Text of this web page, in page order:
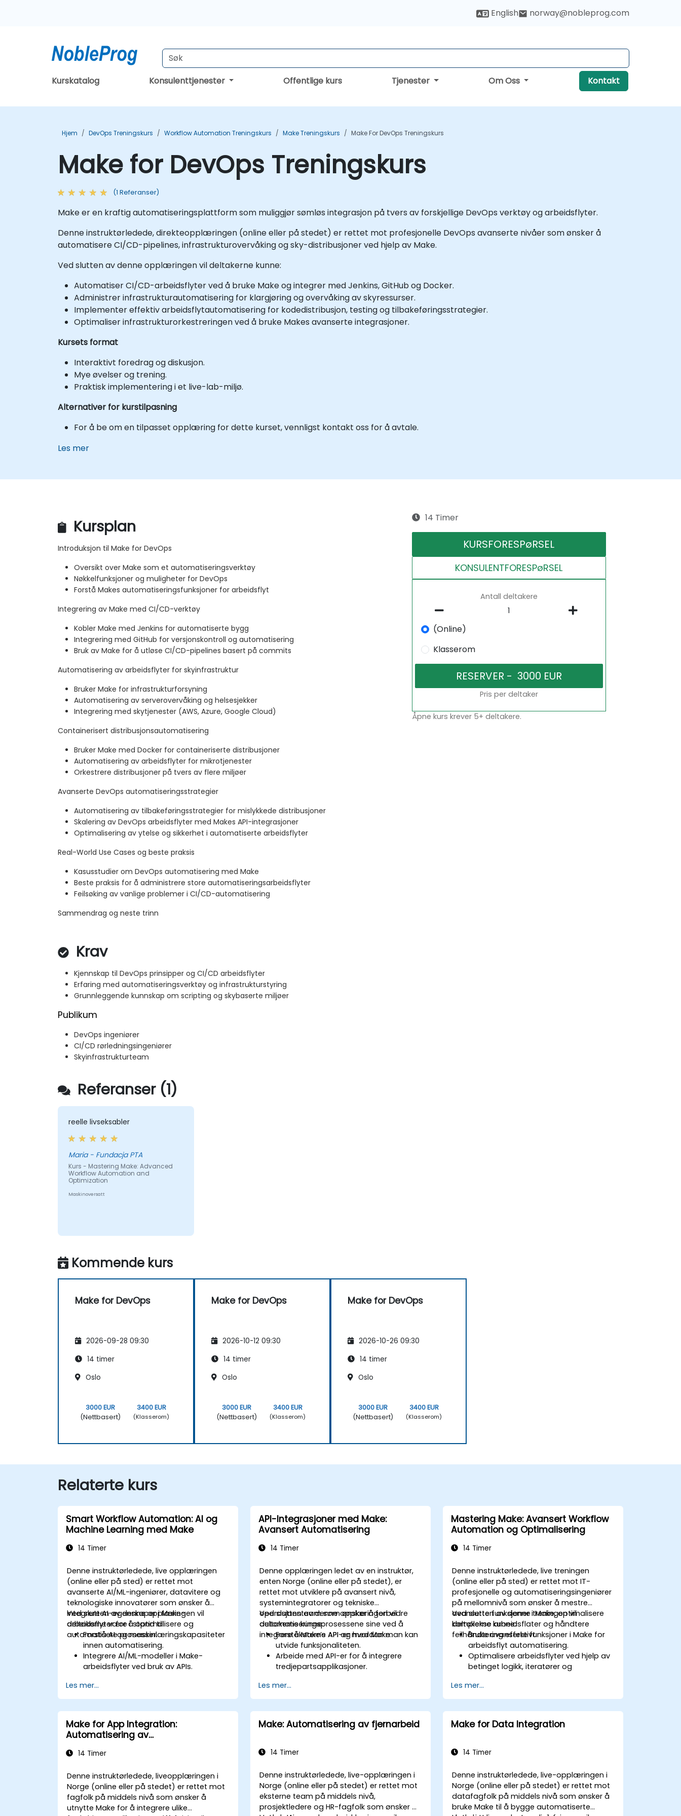
English norway@nobleprog.com
Kurskatalog Konsulenttjenester Offentlige kurs Tjenester Om Oss Kontakt
Hjem DevOps Treningskurs Workflow Automation Treningskurs Make Treningskurs Make For DevOps Treningskurs
Make for DevOps Treningskurs
(1 Referanser)
Make er en kraftig automatiseringsplattform som muliggjør sømløs integrasjon på tvers av forskjellige DevOps verktøy og arbeidsflyter.
Denne instruktørledede, direkteopplæringen (online eller på stedet) er rettet mot profesjonelle DevOps avanserte nivåer som ønsker å
automatisere CI/CD-pipelines, infrastrukturovervåking og sky-distribusjoner ved hjelp av Make.
Ved slutten av denne opplæringen vil deltakerne kunne:
Automatiser CI/CD-arbeidsflyter ved å bruke Make og integrer med Jenkins, GitHub og Docker.
Administrer infrastrukturautomatisering for klargjøring og overvåking av skyressurser.
Implementer effektiv arbeidsflytautomatisering for kodedistribusjon, testing og tilbakeføringsstrategier.
Optimaliser infrastrukturorkestreringen ved å bruke Makes avanserte integrasjoner.
Kursets format
Interaktivt foredrag og diskusjon.
Mye øvelser og trening.
Praktisk implementering i et live-lab-miljø.
Alternativer for kurstilpasning
For å be om en tilpasset opplæring for dette kurset, vennligst kontakt oss for å avtale.
Les mer
Kursplan
Introduksjon til Make for DevOps
Oversikt over Make som et automatiseringsverktøy
Nøkkelfunksjoner og muligheter for DevOps
Forstå Makes automatiseringsfunksjoner for arbeidsflyt
Integrering av Make med CI/CD-verktøy
Kobler Make med Jenkins for automatiserte bygg
Integrering med GitHub for versjonskontroll og automatisering
Bruk av Make for å utløse CI/CD-pipelines basert på commits
Automatisering av arbeidsflyter for skyinfrastruktur
Bruker Make for infrastrukturforsyning
Automatisering av serverovervåking og helsesjekker
Integrering med skytjenester (AWS, Azure, Google Cloud)
Containerisert distribusjonsautomatisering
Bruker Make med Docker for containeriserte distribusjoner
Automatisering av arbeidsflyter for mikrotjenester
Orkestrere distribusjoner på tvers av flere miljøer
Avanserte DevOps automatiseringsstrategier
Automatisering av tilbakeføringsstrategier for mislykkede distribusjoner
Skalering av DevOps arbeidsflyter med Makes API-integrasjoner
Optimalisering av ytelse og sikkerhet i automatiserte arbeidsflyter
Real-World Use Cases og beste praksis
Kasusstudier om DevOps automatisering med Make
Beste praksis for å administrere store automatiseringsarbeidsflyter
Feilsøking av vanlige problemer i CI/CD-automatisering
Sammendrag og neste trinn
Krav
Kjennskap til DevOps prinsipper og CI/CD arbeidsflyter
Erfaring med automatiseringsverktøy og infrastrukturstyring
Grunnleggende kunnskap om scripting og skybaserte miljøer
Publikum
DevOps ingeniører
CI/CD rørledningsingeniører
Skyinfrastrukturteam
14 Timer
KURSFORESPøRSEL
KONSULENTFORESPøRSEL
Antall deltakere
(Online)
Klasserom
Pris per deltaker
Åpne kurs krever 5+ deltakere.
Referanser (1)
reelle livseksabler
Maria - Fundacja PTA
Kurs - Mastering Make: Advanced
Workflow Automation and
Optimization
Maskinoversatt
Kommende kurs
Make for DevOps
2026-09-28 09:30
14 timer
Oslo
3000 EUR
(Nettbasert)
3400 EUR
(Klasserom)
Make for DevOps
2026-10-12 09:30
14 timer
Oslo
3000 EUR
(Nettbasert)
3400 EUR
(Klasserom)
Make for DevOps
2026-10-26 09:30
14 timer
Oslo
3000 EUR
(Nettbasert)
3400 EUR
(Klasserom)
Relaterte kurs
Smart Workflow Automation: AI og
Machine Learning med Make
14 Timer
Denne instruktørledede, live opplæringen
(online eller på sted) er rettet mot
avanserte AI/ML-ingeniører, datavitere og
teknologiske innovatører som ønsker å
integrere AI-egenskaper i Make-
arbeidsflyter for å optimalisere og
automatisere prosesser.
Ved slutten av denne opplæringen vil
deltakerne være i stand til:
Forstå AI og maskinlæringskapasiteter
innen automatisering.
Integrere AI/ML-modeller i Make-
arbeidsflyter ved bruk av APIs.
modellering og datasøkt
beslutningstagning.
Optimalisere og skale AI-drevne
automatiseringsarbeidsflyter.
Les mer...
API-Integrasjoner med Make:
Avansert Automatisering
14 Timer
Denne opplæringen ledet av en instruktør,
enten Norge (online eller på stedet), er
rettet mot utviklere på avansert nivå,
systemintegratorer og tekniske
operasjonsteam som ønsker å forbedre
automatiseringsprosessene sine ved å
integrere eksterne API-er med Make.
Ved slutten av denne opplæringen vil
deltakerne kunne:
Forstå Make’s API og hvordan man kan
utvide funksjonaliteten.
Arbeide med API-er for å integrere
tredjepartsapplikasjoner.
støttede applikasjoner.
Bruke avanserte
automatiseringsmetoder med Make
og API-er.
Les mer...
Mastering Make: Avansert Workflow
Automation og Optimalisering
14 Timer
Denne instruktørledede, live treningen
(online eller på sted) er rettet mot IT-
profesjonelle og automatiseringsingeniører
på mellomnivå som ønsker å mestre
avanserte funksjoner i Make, optimalisere
komplekse arbeidsflater og håndtere
feilhåndtering effektivt.
Ved slutten av denne treningen vil
deltakerne kunne:
Bruke avanserte funksjoner i Make for
arbeidsflyt automatisering.
Optimalisere arbeidsflyter ved hjelp av
betinget logikk, iteratører og
Integrere flere programmer for sømløs
automatisering.
Overvåke og feilsøke arbeidsflyter for
maksimal effektivitet.
Implementere beste praksis for å skale
automatisering.
Les mer...
Make for App Integration:
Automatisering av
14 Timer
Denne instruktørledede, liveopplæringen i
Norge (online eller på stedet) er rettet mot
fagfolk på middels nivå som ønsker å
utnytte Make for å integrere ulike
Make: Automatisering av fjernarbeid
14 Timer
Denne instruktørledede, live-opplæringen i
Norge (online eller på stedet) er rettet mot
eksterne team på middels nivå,
prosjektledere og HR-fagfolk som ønsker å
Make for Data Integration
14 Timer
Denne instruktørledede, live-opplæringen i
Norge (online eller på stedet) er rettet mot
datafagfolk på middels nivå som ønsker å
bruke Make til å bygge automatiserte